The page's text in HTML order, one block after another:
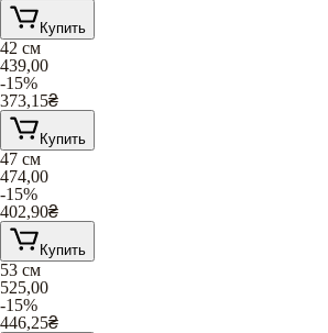
Купить
42 см
439,00
-15%
373,15₴
Купить
47 см
474,00
-15%
402,90₴
Купить
53 см
525,00
-15%
446,25₴